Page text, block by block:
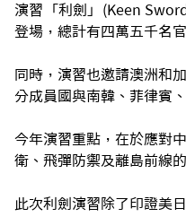
演習「利劍」(Keen
登場，總計有四萬五千名
同時，演習也邀請澳洲和
分成員國與南韓、菲律賓
今年演習重點，在於應對
衛、飛彈防禦及離島前線
此次利劍演習除了印證美